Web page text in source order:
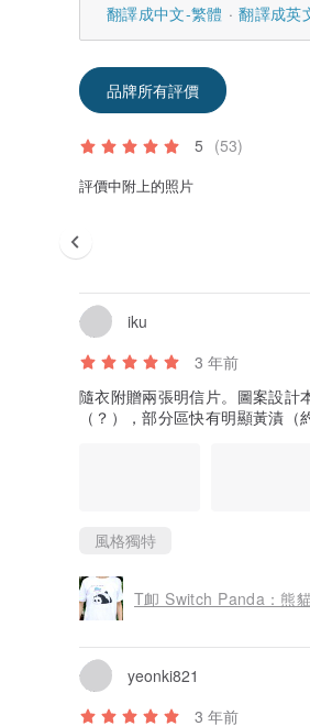
翻譯成中文-繁體
翻譯成英
品牌所有評價
5 (53)
評價中附上的照片
iku
3 年前
隨衣附贈兩張明信片。圖案設計
（？），部分區快有明顯黃漬
風格獨特
T卹 Switch Panda：熊
yeonki821
3 年前